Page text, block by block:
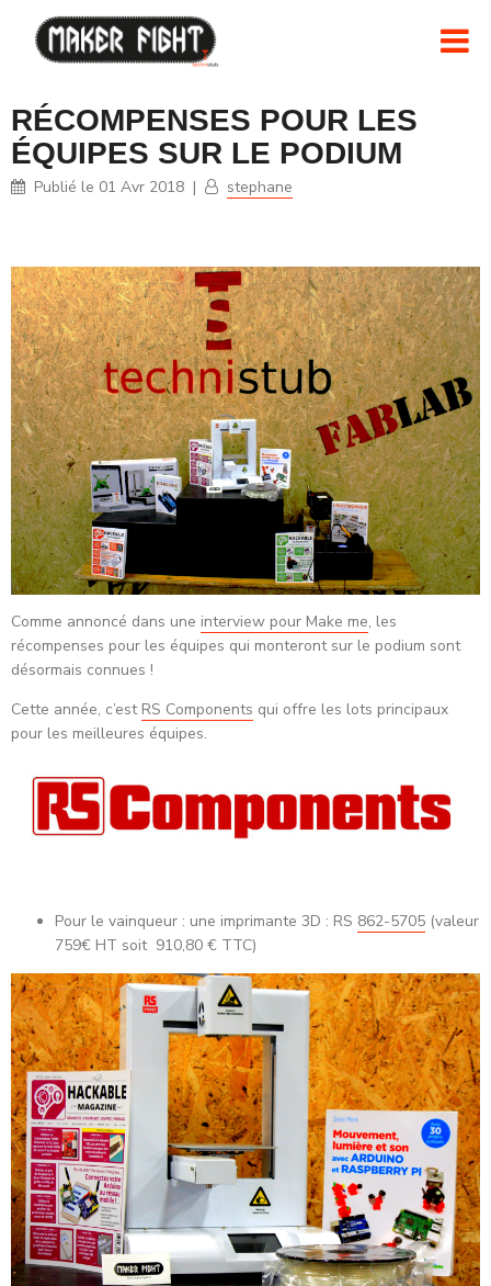
RÉCOMPENSES POUR LES
ÉQUIPES SUR LE PODIUM
Publié le 01 Avr 2018 | stephane
Comme annoncé dans une interview pour Make me, les
récompenses pour les équipes qui monteront sur le podium sont
désormais connues !
Cette année, c’est RS Components qui offre les lots principaux
pour les meilleures équipes.
Pour le vainqueur : une imprimante 3D : RS 862-5705 (valeur
759€ HT soit 910,80 € TTC)